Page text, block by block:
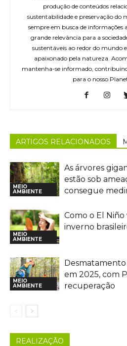
produção de conteúdos
sustentabilidade e preservação do
sempre em busca de informações
grande relevância para a
sustentáveis ao redor do mundo
apaixonado pela natureza.
mantenha-se informado,
para o nosso
ARTIGOS RELACIONADOS
MEIO
AMBIENTE
As árvores
estão sob
consegue
MEIO
AMBIENTE
Como o El
inverno
MEIO
AMBIENTE
Desmatamento
em 2025, com
recuperação
REALIZAÇÃO